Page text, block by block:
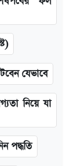
যেভাবে
নিয়ে যা
পদ্ধতি